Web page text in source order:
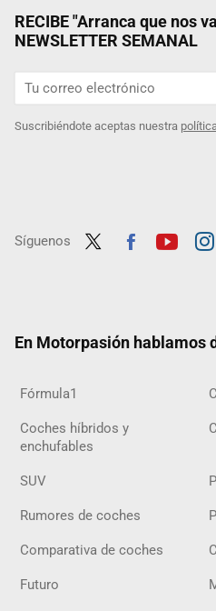
RECIBE "Arranca que nos
NEWSLETTER SEMANAL
Suscribiéndote aceptas nuestra
Síguenos
En Motorpasión hablamos
Fórmula1
Coches híbridos y
enchufables
SUV
Rumores de coches
Comparativa de coches
Futuro